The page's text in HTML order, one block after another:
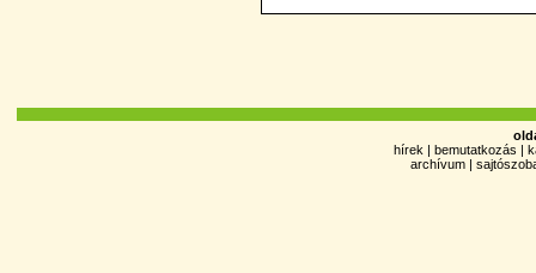
hírek | bemutatkozás |
archívum |